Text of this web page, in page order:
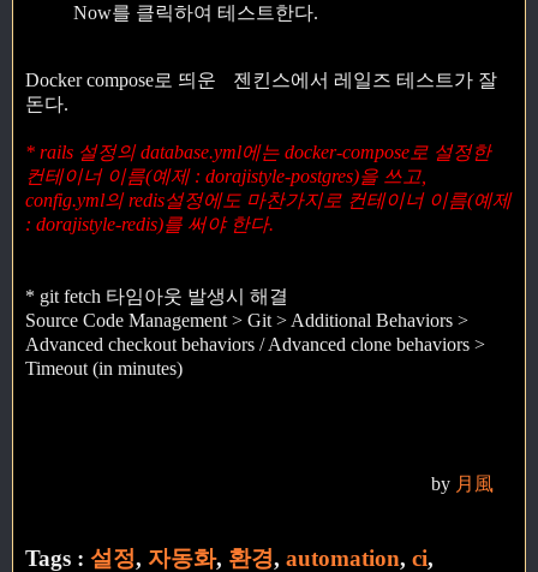
Now를 클릭하여 테스트한다.
Docker compose로 띄운 젠킨스에서 레일즈 테스트가 잘
돈다.
* rails 설정의 database.yml에는 docker-compose로 설정한
컨테이너 이름(예제 : dorajistyle-postgres)을 쓰고,
config.yml의 redis설정에도 마찬가지로 컨테이너 이름(예제
: dorajistyle-redis)를 써야 한다.
* git fetch 타임아웃 발생시 해결
Source Code Management > Git > Additional Behaviors >
Advanced checkout behaviors / Advanced clone behaviors >
Timeout (in minutes)
by 月風
Tags : 설정, 자동화, 환경, automation, ci,